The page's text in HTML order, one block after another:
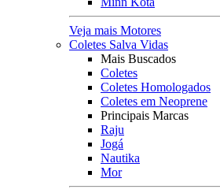
Veja mais Motores
Coletes Salva Vidas
Mais Buscados
Coletes
Coletes Homologados
Coletes em Neoprene
Principais Marcas
Raju
Jogá
Nautika
Mor